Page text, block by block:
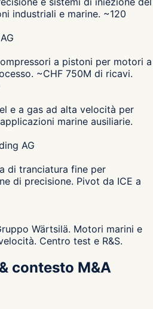
industriali e marine. ~120
a pistoni per motori a
~CHF 750M di ricavi.
e a gas ad alta velocità per
marine ausiliarie.
AG
di tranciatura fine per
di precisione. Pivot da ICE a
Wärtsilä. Motori marini e
Centro test e R&S.
contesto M&A